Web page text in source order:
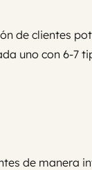
de clientes
uno con 6-7
de manera